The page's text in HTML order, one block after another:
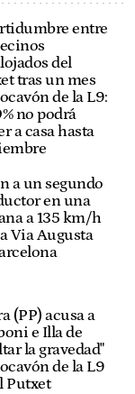
entre
del
tras un mes
de la L9:
no podrá
a casa hasta
a un segundo
en una
a 135 km/h
Via Augusta
(PP) acusa a
e Illa de
la gravedad"
de la L9
Putxet